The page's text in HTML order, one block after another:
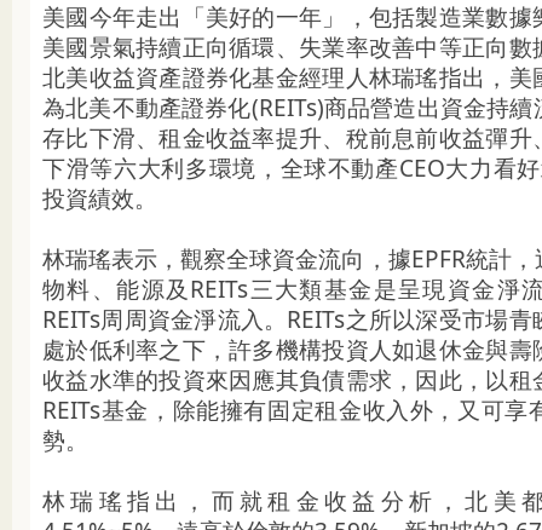
美國今年走出「美好的一年」，包括製造業數
美國景氣持續正向循環、失業率改善中等正向
北美收益資產證券化基金經理人林瑞瑤指出，
為北美不動產證券化(REITs)商品營造出資金持
存比下滑、租金收益率提升、稅前息前收益彈
下滑等六大利多環境，全球不動產CEO大力看
投資績效。
林瑞瑤表示，觀察全球資金流向，據EPFR統計
物料、能源及REITs三大類基金是呈現資金淨
REITs周周資金淨流入。REITs之所以深受市場
處於低利率之下，許多機構投資人如退休金與
收益水準的投資來因應其負債需求，因此，以
REITs基金，除能擁有固定租金收入外，又可享
勢。
林瑞瑤指出，而就租金收益分析，北美